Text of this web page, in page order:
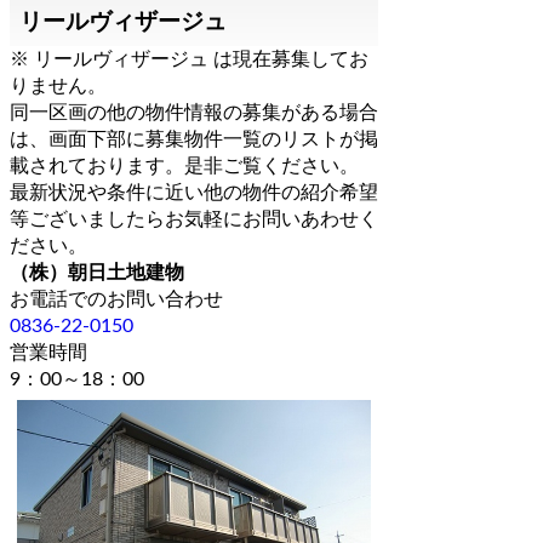
リールヴィザージュ
※ リールヴィザージュ は現在募集してお
りません。
同一区画の他の物件情報の募集がある場合
は、画面下部に募集物件一覧のリストが掲
載されております。是非ご覧ください。
最新状況や条件に近い他の物件の紹介希望
等ございましたらお気軽にお問いあわせく
ださい。
（株）朝日土地建物
お電話でのお問い合わせ
0836-22-0150
営業時間
9：00～18：00